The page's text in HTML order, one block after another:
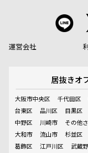
運営会社
居抜きオ
大阪市中央区 千代田区
台東区
品川区 目黒区
中野区
川崎市 その他
大和市
流山市 杉並区
葛飾区
江戸川区 武蔵